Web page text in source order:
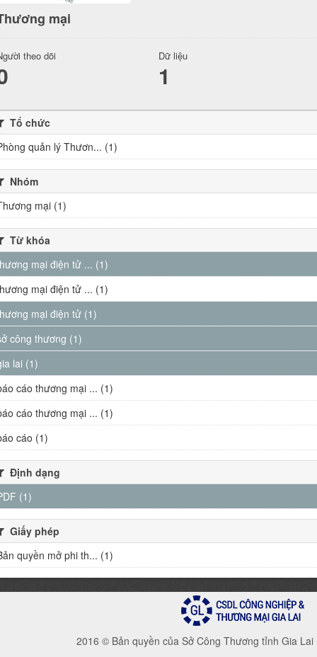
mại
theo dõi Dữ liệu
1
Tổ chức
quản lý Thươn... (1)
Nhóm
mại (1)
Từ khóa
mại điện tử ... (1)
mại điện tử ... (1)
mại điện tử (1)
công thương (1)
lai (1)
cáo thương mại ... (1)
cáo thương mại ... (1)
cáo (1)
Định dạng
(1)
Giấy phép
quyền mở phi th... (1)
2016 © Bản quyền của Sở Công Thương tỉnh Gia Lai